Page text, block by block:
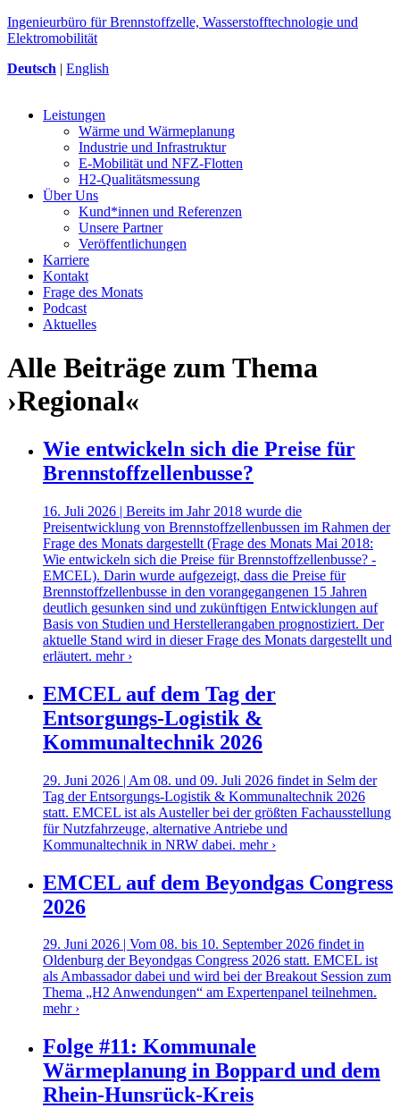
Ingenieurbüro für Brennstoffzelle, Wasserstofftechnologie und
Elektromobilität
Deutsch | English
Leistungen
Wärme und Wärmeplanung
Industrie und Infrastruktur
E-Mobilität und NFZ-Flotten
H2-Qualitätsmessung
Über Uns
Kund*innen und Referenzen
Unsere Partner
Veröffentlichungen
Karriere
Kontakt
Frage des Monats
Podcast
Aktuelles
Alle Beiträge zum Thema
›Regional«
Wie entwickeln sich die Preise für
Brennstoffzellenbusse?
16. Juli 2026 | Bereits im Jahr 2018 wurde die
Preisentwicklung von Brennstoffzellenbussen im Rahmen der
Frage des Monats dargestellt (Frage des Monats Mai 2018:
Wie entwickeln sich die Preise für Brennstoffzellenbusse? -
EMCEL). Darin wurde aufgezeigt, dass die Preise für
Brennstoffzellenbusse in den vorangegangenen 15 Jahren
deutlich gesunken sind und zukünftigen Entwicklungen auf
Basis von Studien und Herstellerangaben prognostiziert. Der
aktuelle Stand wird in dieser Frage des Monats dargestellt und
erläutert. mehr ›
EMCEL auf dem Tag der
Entsorgungs-Logistik &
Kommunaltechnik 2026
29. Juni 2026 | Am 08. und 09. Juli 2026 findet in Selm der
Tag der Entsorgungs-Logistik & Kommunaltechnik 2026
statt. EMCEL ist als Austeller bei der größten Fachausstellung
für Nutzfahrzeuge, alternative Antriebe und
Kommunaltechnik in NRW dabei. mehr ›
EMCEL auf dem Beyondgas Congress
2026
29. Juni 2026 | Vom 08. bis 10. September 2026 findet in
Oldenburg der Beyondgas Congress 2026 statt. EMCEL ist
als Ambassador dabei und wird bei der Breakout Session zum
Thema „H2 Anwendungen“ am Expertenpanel teilnehmen.
mehr ›
Folge #11: Kommunale
Wärmeplanung in Boppard und dem
Rhein-Hunsrück-Kreis